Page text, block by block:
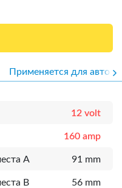
Применяется для авто
12 volt
160 amp
A 91 mm
B 56 mm